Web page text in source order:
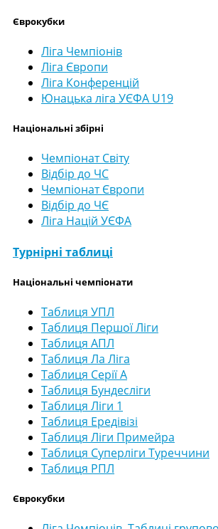
Єврокубки
Ліга Чемпіонів
Ліга Європи
Ліга Конференцій
Юнацька ліга УЄФА U19
Національні збірні
Чемпіонат Світу
Відбір до ЧС
Чемпіонат Європи
Відбір до ЧЄ
Ліга Націй УЄФА
Турнірні таблиці
Національні чемпіонати
Таблиця УПЛ
Таблиця Першої Ліги
Таблиця АПЛ
Таблиця Ла Ліга
Таблиця Серії А
Таблиця Бундесліги
Таблиця Ліги 1
Таблиця Ередівізі
Таблиця Ліги Примейра
Таблиця Суперліги Туреччини
Таблиця РПЛ
Єврокубки